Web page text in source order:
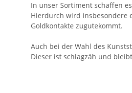
In unser Sortiment schaffen
Hierdurch wird insbesondere
Goldkontakte zugutekommt.
Auch bei der Wahl des
Dieser ist schlagzäh und